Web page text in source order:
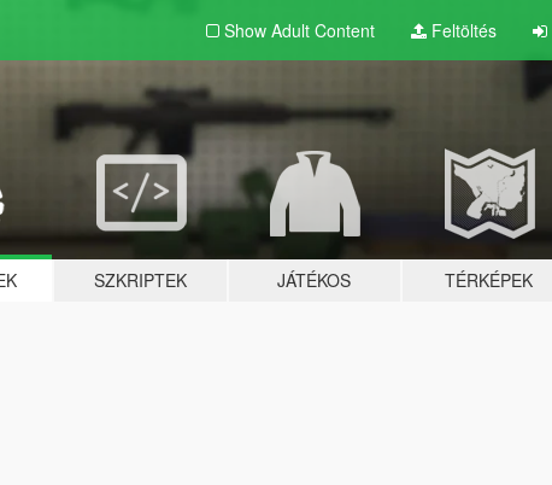
Show Adult Content Feltöltés
SZKRIPTEK JÁTÉKOS TÉRKÉPEK